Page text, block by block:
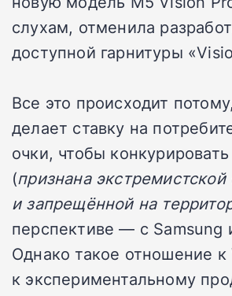
слухам, отменила
доступной гарнитуры
Все это происходит
делает ставку на
очки, чтобы
(признана экстремистской
и запрещённой на
перспективе — с Samsung
Однако такое отношение к
к экспериментальному